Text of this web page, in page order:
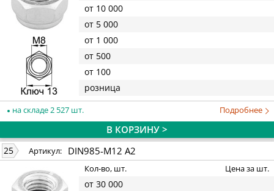
от 10 000
от 5 000
от 1 000
от 500
от 100
розница
на складе 2 527 шт. Подробнее
В КОРЗИНУ >
25 Артикул: DIN985-M12 A2
Кол-во, шт. Цена за шт.
от 30 000